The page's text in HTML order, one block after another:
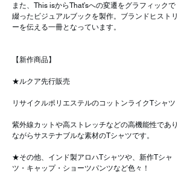
また、This isからThat’sへの変遷をグラフィックで
綴ったビジュアルブックを製作。ブランドヒストリ
ーを伝える一冊となっています。
【新作商品】
★ルクア先行販売
リサイクルポリエステルのコットンライクTシャツ
紫外線カットや高ストレッチなどの高機能性であり
ながらサステナブルな素材のTシャツです。
★その他、インド製アロハTシャツや、新作Tシャ
ツ・キャップ・ショーツパンツなど色々！